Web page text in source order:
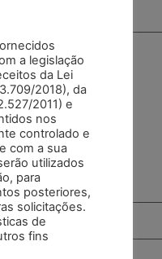
a legislação
da Lei
2018), da
2011) e
nos
controlado e
com a sua
utilizados
para
posteriores,
solicitações.
de
fins